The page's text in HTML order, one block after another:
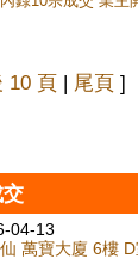
10 頁 | 尾頁 ]
04-13
萬寶大廈 6樓